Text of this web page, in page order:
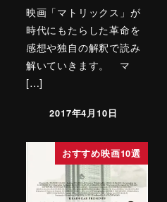
映画「マトリックス」が
時代にもたらした革命を
感想や独自の解釈で読み
解いていきます。 マ
[…]
2017年4月10日
おすすめ映画10選